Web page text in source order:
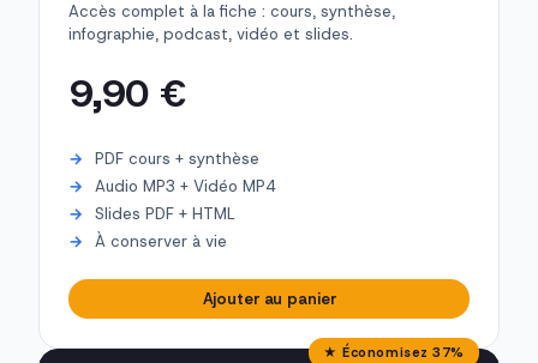
Accès complet à la fiche : cours, synthèse,
infographie, podcast, vidéo et slides.
9,90 €
PDF cours + synthèse
Audio MP3 + Vidéo MP4
Slides PDF + HTML
À conserver à vie
Ajouter au panier
★ Économisez 37%